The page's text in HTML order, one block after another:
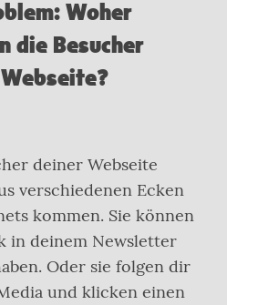
Woher
die Besucher
deiner Webseite
verschiedenen Ecken
kommen. Sie können
in deinem Newsletter
Oder sie folgen dir
und klicken einen